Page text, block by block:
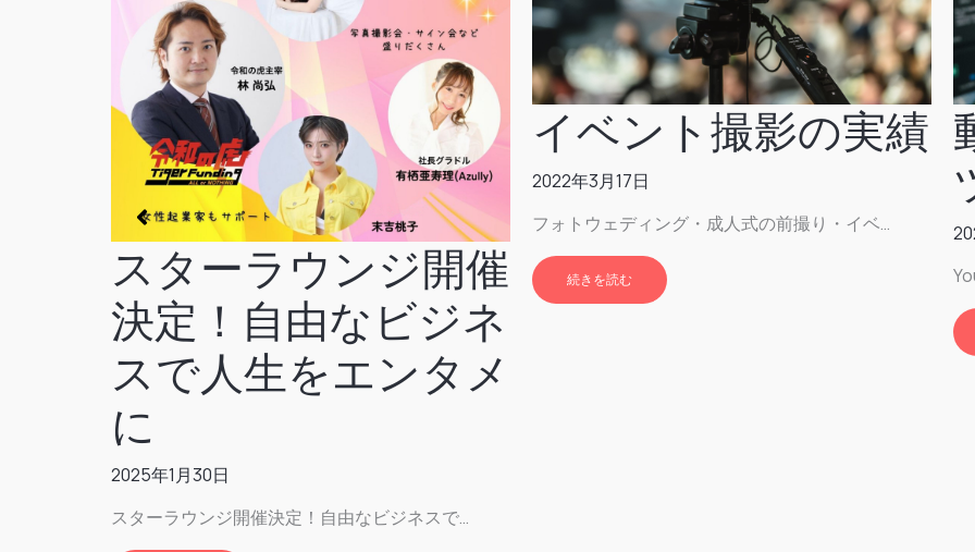
スターラウンジ開催
決定！自由なビジネ
スで人生をエンタメ
に
2025年1月30日
スターラウンジ開催決定！自由なビジネスで…
イベント撮影の実績
2022年3月17日
フォトウェディング・成人式の前撮り・イベ…
続きを読む